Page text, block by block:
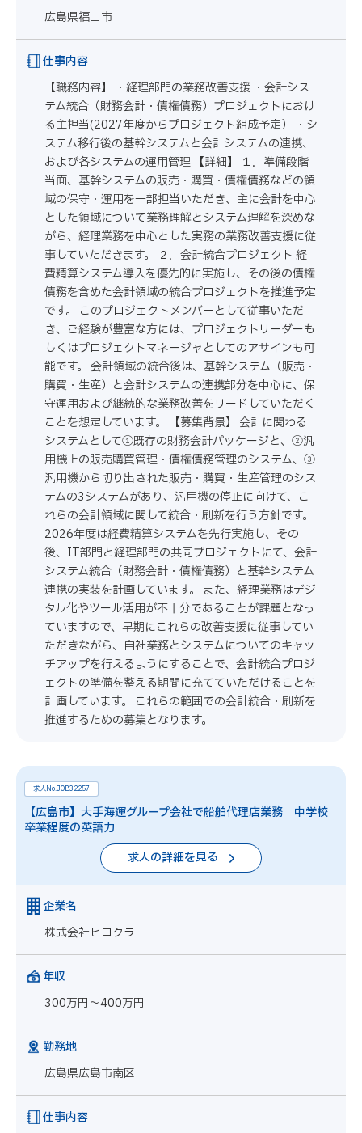
広島県福山市
仕事内容
【職務内容】 ・経理部門の業務改善支援 ・会計シス
テム統合（財務会計・債権債務）プロジェクトにおけ
る主担当(2027年度からプロジェクト組成予定） ・シ
ステム移行後の基幹システムと会計システムの連携、
および各システムの運用管理 【詳細】 １．準備段階
当面、基幹システムの販売・購買・債権債務などの領
域の保守・運用を一部担当いただき、主に会計を中心
とした領域について業務理解とシステム理解を深めな
がら、経理業務を中心とした実務の業務改善支援に従
事していただきます。 ２．会計統合プロジェクト 経
費精算システム導入を優先的に実施し、その後の債権
債務を含めた会計領域の統合プロジェクトを推進予定
です。 このプロジェクトメンバーとして従事いただ
き、ご経験が豊富な方には、プロジェクトリーダーも
しくはプロジェクトマネージャとしてのアサインも可
能です。 会計領域の統合後は、基幹システム（販売・
購買・生産）と会計システムの連携部分を中心に、保
守運用および継続的な業務改善をリードしていただく
ことを想定しています。 【募集背景】 会計に関わる
システムとして①既存の財務会計パッケージと、②汎
用機上の販売購買管理・債権債務管理のシステム、③
汎用機から切り出された販売・購買・生産管理のシス
テムの3システムがあり、汎用機の停止に向けて、こ
れらの会計領域に関して統合・刷新を行う方針です。
2026年度は経費精算システムを先行実施し、その
後、IT部門と経理部門の共同プロジェクトにて、会計
システム統合（財務会計・債権債務）と基幹システム
連携の実装を計画しています。 また、経理業務はデジ
タル化やツール活用が不十分であることが課題となっ
ていますので、早期にこれらの改善支援に従事してい
ただきながら、自社業務とシステムについてのキャッ
チアップを行えるようにすることで、会計統合プロジ
ェクトの準備を整える期間に充てていただけることを
計画しています。 これらの範囲での会計統合・刷新を
推進するための募集となります。
求人No.JOB32257
【広島市】大手海運グループ会社で船舶代理店業務 中学校
卒業程度の英語力
求人の詳細を見る
企業名
株式会社ヒロクラ
年収
300万円～400万円
勤務地
広島県広島市南区
仕事内容